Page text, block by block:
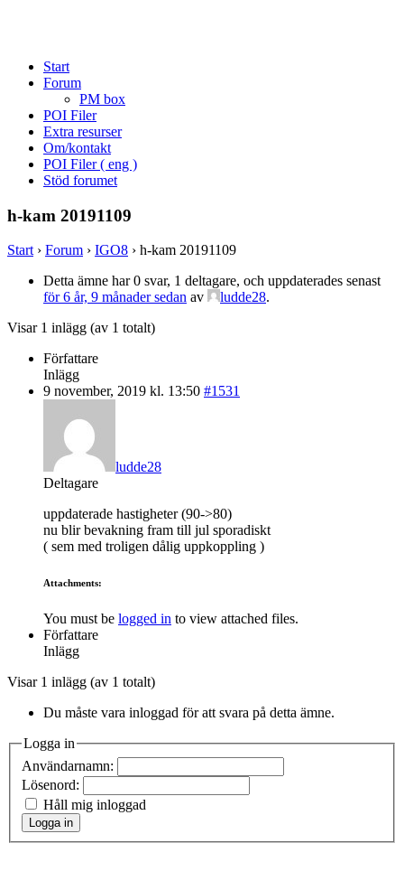
Start
Forum
PM box
POI Filer
Extra resurser
Om/kontakt
POI Filer ( eng )
Stöd forumet
h-kam 20191109
Start › Forum › IGO8 › h-kam 20191109
Detta ämne har 0 svar, 1 deltagare, och uppdaterades senast
för 6 år, 9 månader sedan av ludde28.
Visar 1 inlägg (av 1 totalt)
Författare
Inlägg
9 november, 2019 kl. 13:50 #1531
ludde28
Deltagare
uppdaterade hastigheter (90->80)
nu blir bevakning fram till jul sporadiskt
( sem med troligen dålig uppkoppling )
Attachments:
You must be logged in to view attached files.
Författare
Inlägg
Visar 1 inlägg (av 1 totalt)
Du måste vara inloggad för att svara på detta ämne.
Logga in
Användarnamn:
Lösenord:
Håll mig inloggad
Logga in